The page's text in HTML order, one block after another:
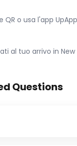
QR o usa l'app
al tuo arrivo in
Questions